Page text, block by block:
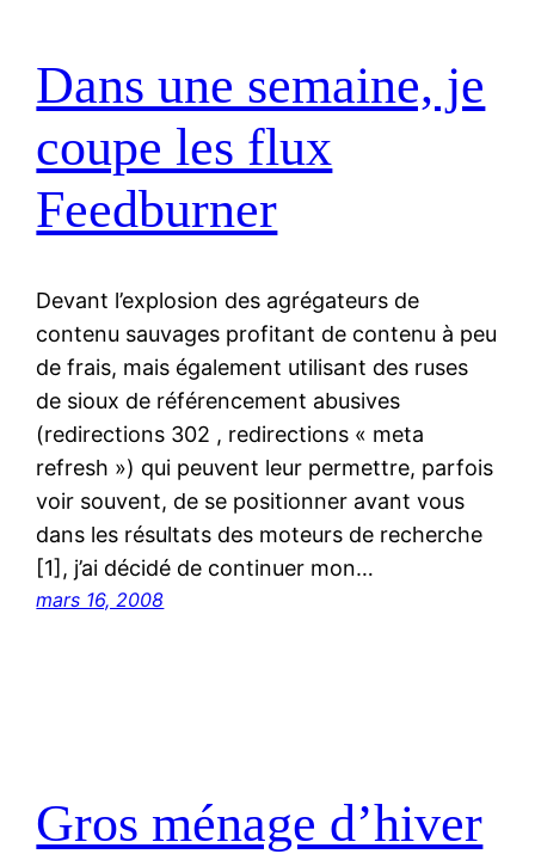
Dans une semaine, je
coupe les flux
Feedburner
Devant l’explosion des agrégateurs de
contenu sauvages profitant de contenu à peu
de frais, mais également utilisant des ruses
de sioux de référencement abusives
(redirections 302 , redirections « meta
refresh ») qui peuvent leur permettre, parfois
voir souvent, de se positionner avant vous
dans les résultats des moteurs de recherche
[1], j’ai décidé de continuer mon…
mars 16, 2008
Gros ménage d’hiver